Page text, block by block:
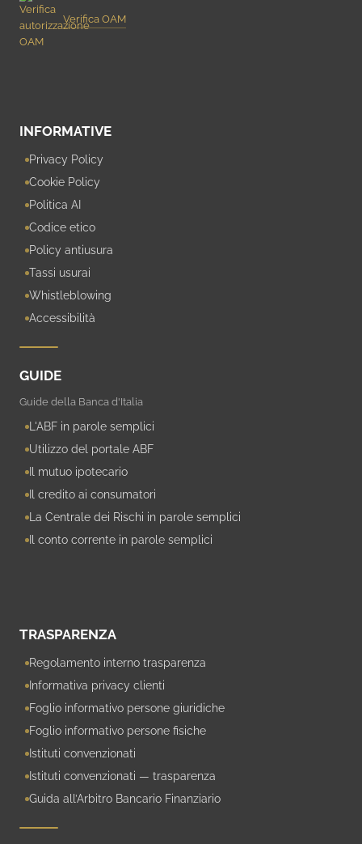
Verifica OAM
INFORMATIVE
Privacy Policy
Cookie Policy
Politica AI
Codice etico
Policy antiusura
Tassi usurai
Whistleblowing
Accessibilità
GUIDE
Guide della Banca d'Italia
L'ABF in parole semplici
Utilizzo del portale ABF
Il mutuo ipotecario
Il credito ai consumatori
La Centrale dei Rischi in parole semplici
Il conto corrente in parole semplici
TRASPARENZA
Regolamento interno trasparenza
Informativa privacy clienti
Foglio informativo persone giuridiche
Foglio informativo persone fisiche
Istituti convenzionati
Istituti convenzionati — trasparenza
Guida all’Arbitro Bancario Finanziario